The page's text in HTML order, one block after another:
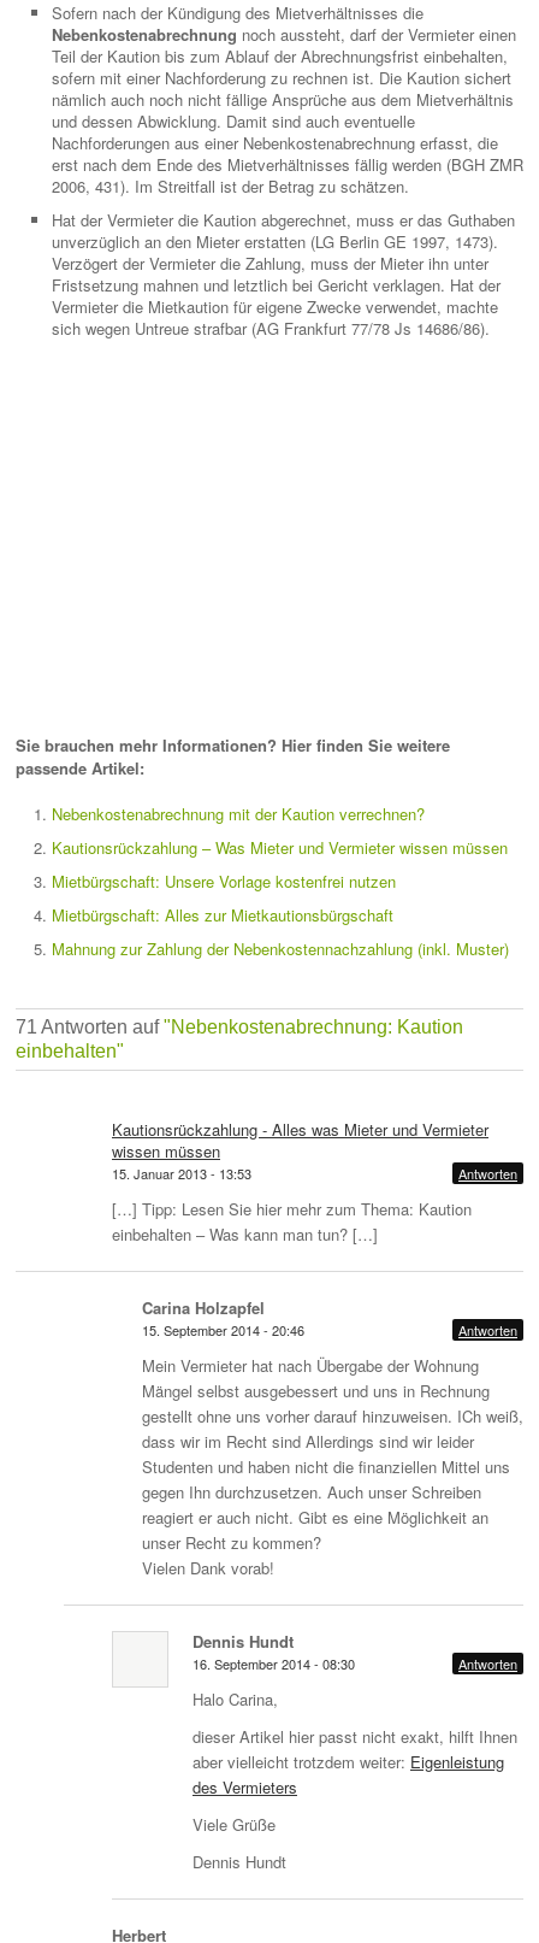
Sofern nach der Kündigung des Mietverhältnisses die
Nebenkostenabrechnung noch aussteht, darf der Vermieter einen
Teil der Kaution bis zum Ablauf der Abrechnungsfrist einbehalten,
sofern mit einer Nachforderung zu rechnen ist. Die Kaution sichert
nämlich auch noch nicht fällige Ansprüche aus dem Mietverhältnis
und dessen Abwicklung. Damit sind auch eventuelle
Nachforderungen aus einer Nebenkostenabrechnung erfasst, die
erst nach dem Ende des Mietverhältnisses fällig werden (BGH ZMR
2006, 431). Im Streitfall ist der Betrag zu schätzen.
Hat der Vermieter die Kaution abgerechnet, muss er das Guthaben
unverzüglich an den Mieter erstatten (LG Berlin GE 1997, 1473).
Verzögert der Vermieter die Zahlung, muss der Mieter ihn unter
Fristsetzung mahnen und letztlich bei Gericht verklagen. Hat der
Vermieter die Mietkaution für eigene Zwecke verwendet, machte
sich wegen Untreue strafbar (AG Frankfurt 77/78 Js 14686/86).
Sie brauchen mehr Informationen? Hier finden Sie weitere
passende Artikel:
Nebenkostenabrechnung mit der Kaution verrechnen?
Kautionsrückzahlung – Was Mieter und Vermieter wissen müssen
Mietbürgschaft: Unsere Vorlage kostenfrei nutzen
Mietbürgschaft: Alles zur Mietkautionsbürgschaft
Mahnung zur Zahlung der Nebenkostennachzahlung (inkl. Muster)
71 Antworten auf"Nebenkostenabrechnung: Kaution
einbehalten"
Kautionsrückzahlung - Alles was Mieter und Vermieter
wissen müssen
15. Januar 2013 - 13:53 Antworten
[…] Tipp: Lesen Sie hier mehr zum Thema: Kaution
einbehalten – Was kann man tun? […]
Carina Holzapfel
15. September 2014 - 20:46 Antworten
Mein Vermieter hat nach Übergabe der Wohnung
Mängel selbst ausgebessert und uns in Rechnung
gestellt ohne uns vorher darauf hinzuweisen. ICh weiß,
dass wir im Recht sind Allerdings sind wir leider
Studenten und haben nicht die finanziellen Mittel uns
gegen Ihn durchzusetzen. Auch unser Schreiben
reagiert er auch nicht. Gibt es eine Möglichkeit an
unser Recht zu kommen?
Vielen Dank vorab!
Dennis Hundt
16. September 2014 - 08:30 Antworten
Halo Carina,
dieser Artikel hier passt nicht exakt, hilft Ihnen
aber vielleicht trotzdem weiter: Eigenleistung
des Vermieters
Viele Grüße
Dennis Hundt
Herbert